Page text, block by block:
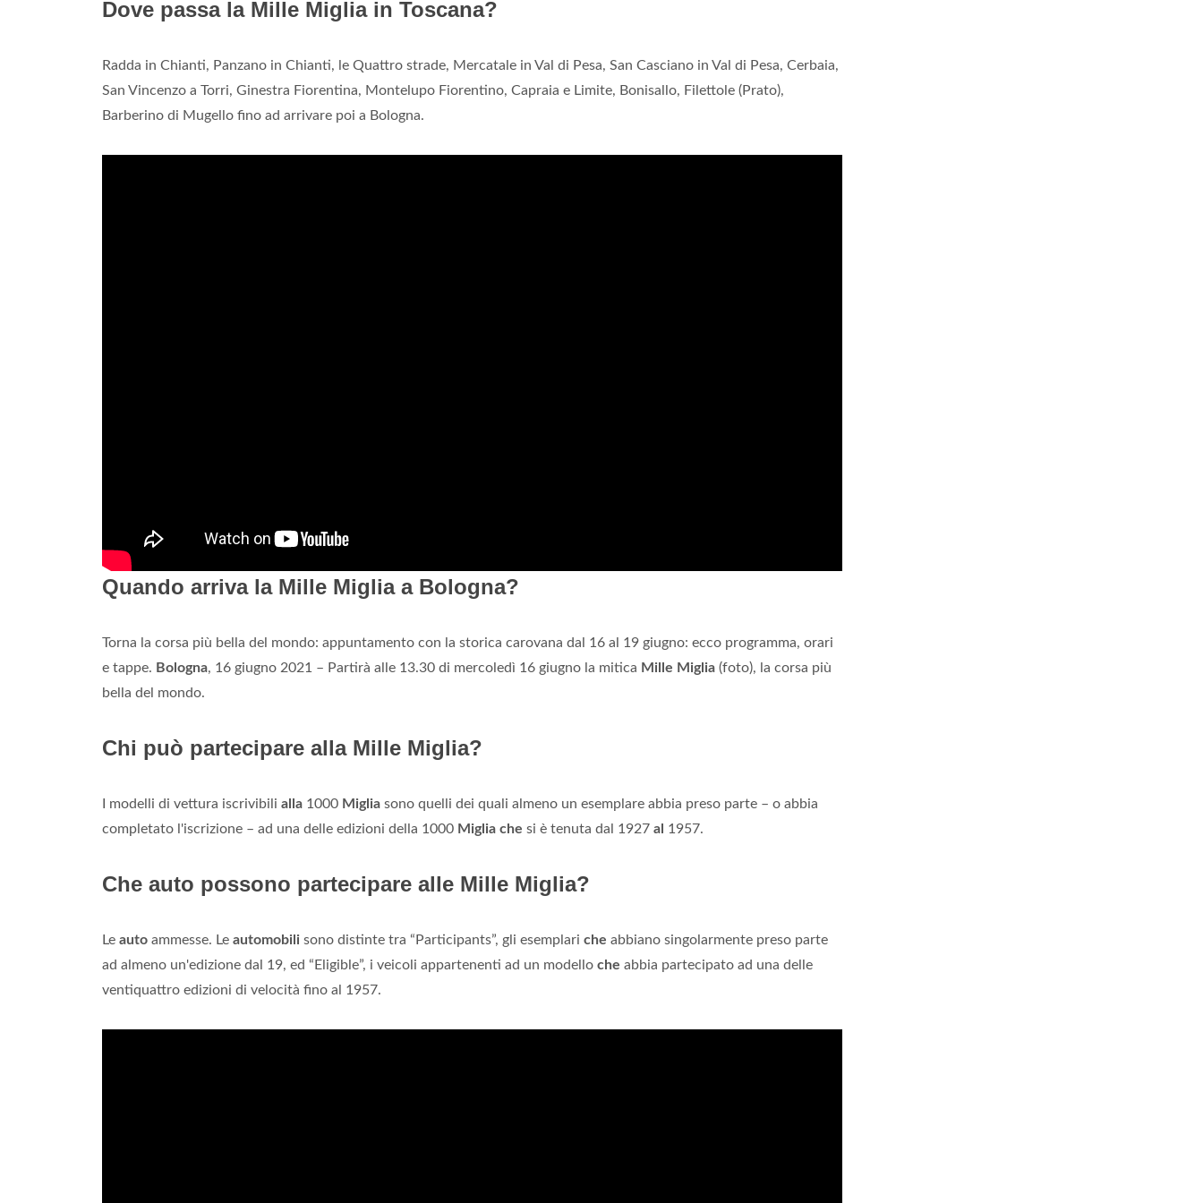
Dove passa la Mille Miglia in Toscana?
Radda in Chianti, Panzano in Chianti, le Quattro strade, Mercatale in Val di Pesa, San Casciano in Val di Pesa, Cerbaia,
San Vincenzo a Torri, Ginestra Fiorentina, Montelupo Fiorentino, Capraia e Limite, Bonisallo, Filettole (Prato),
Barberino di Mugello fino ad arrivare poi a Bologna.
Quando arriva la Mille Miglia a Bologna?
Torna la corsa più bella del mondo: appuntamento con la storica carovana dal 16 al 19 giugno: ecco programma, orari
e tappe. Bologna, 16 giugno 2021 – Partirà alle 13.30 di mercoledì 16 giugno la mitica Mille Miglia (foto), la corsa più
bella del mondo.
Chi può partecipare alla Mille Miglia?
I modelli di vettura iscrivibili alla 1000 Miglia sono quelli dei quali almeno un esemplare abbia preso parte – o abbia
completato l'iscrizione – ad una delle edizioni della 1000 Miglia che si è tenuta dal 1927 al 1957.
Che auto possono partecipare alle Mille Miglia?
Le auto ammesse. Le automobili sono distinte tra “Participants”, gli esemplari che abbiano singolarmente preso parte
ad almeno un'edizione dal 19, ed “Eligible”, i veicoli appartenenti ad un modello che abbia partecipato ad una delle
ventiquattro edizioni di velocità fino al 1957.